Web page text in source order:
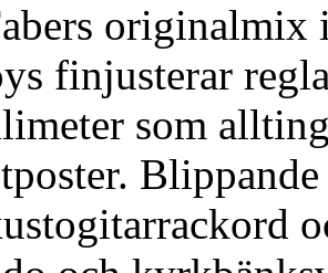
originalmix
finjusterar
som